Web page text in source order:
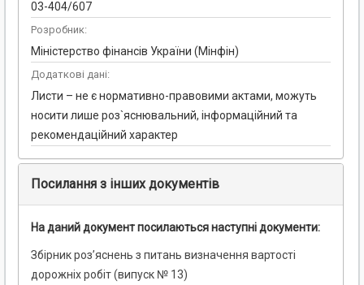
03-404/607
Розробник:
Міністерство фінансів України (Мінфін)
Додаткові дані:
Листи – не є нормативно-правовими актами, можуть
носити лише роз`яснювальний, інформаційний та
рекомендаційний характер
Посилання з інших документів
На даний документ посилаються наступні документи:
Збірник роз’яснень з питань визначення вартості
дорожніх робіт (випуск № 13)